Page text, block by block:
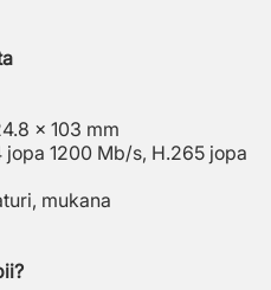
× 103 mm
1200 Mb/s, H.265 jopa
mukana